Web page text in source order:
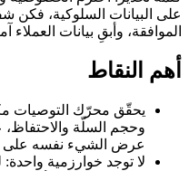
على البيانات السلوكية، فكن
الموافقة، وأبقِ بيانات العملاء
أهم النقاط
يحقّق محرّك التوصيات
وحجم السلّة
عرض الشيء نفسه على
لا توجد خوارزمية واحدة: